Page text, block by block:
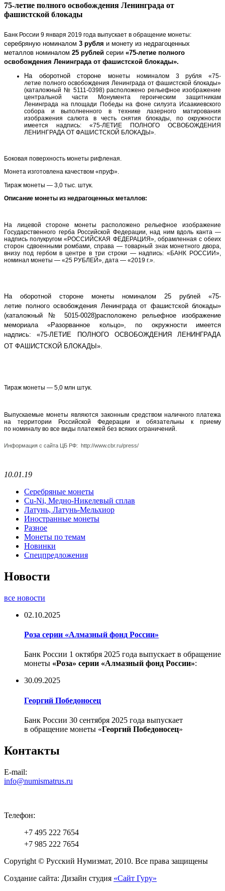
75-летие полного освобождения Ленинграда от
фашистской блокады
Банк России 9 января 2019 года выпускает в обращение монеты:
серебряную номиналом 3 рубля и монету из недрагоценных
металлов номиналом 25 рублей серии «75-летие полного
освобождения Ленинграда от фашистской блокады».
На оборотной сторонемонеты номиналом 3 рубля «75-
летие полного освобождения Ленинграда от фашистской блокады»
(каталожный № 5111-0398) расположено рельефное изображение
центральной части Монумента героическим защитникам
Ленинграда на площади Победы на фоне силуэта Исаакиевского
собора и выполненного в технике лазерного матирования
изображения салюта в честь снятия блокады, по окружности
имеется надпись: «75-ЛЕТИЕ ПОЛНОГО ОСВОБОЖДЕНИЯ
ЛЕНИНГРАДА ОТ ФАШИСТСКОЙ БЛОКАДЫ».
Боковая поверхность монеты рифленая.
Монета изготовлена качеством «пруф».
Тираж монеты — 3,0 тыс. штук.
Описание монеты из недрагоценных металлов:
На лицевой стороне монеты расположено рельефное изображение
Государственного герба Российской Федерации, над ним вдоль канта —
надпись полукругом «РОССИЙСКАЯ ФЕДЕРАЦИЯ», обрамленная с обеих
сторон сдвоенными ромбами, справа — товарный знак монетного двора,
внизу под гербом в центре в три строки — надпись: «БАНК РОССИИ»,
номинал монеты — «25 РУБЛЕЙ», дата — «2019 г.».
На оборотной стороне монеты номиналом 25 рублей «75-
летие полного освобождения Ленинграда от фашистской блокады»
(каталожный № 5015-0028)расположено рельефное изображение
мемориала «Разорванное кольцо», по окружности имеется
надпись: «75-ЛЕТИЕ ПОЛНОГО ОСВОБОЖДЕНИЯ ЛЕНИНГРАДА
ОТ ФАШИСТСКОЙ БЛОКАДЫ».
Тираж монеты — 5,0 млн штук.
Выпускаемые монеты являются законным средством наличного платежа
на территории Российской Федерации и обязательны к приему
по номиналу во все виды платежей без всяких ограничений.
Информация с сайта ЦБ РФ: http://www.cbr.ru/press/
10.01.19
Серебряные монеты
Cu-Ni, Медно-Никелевый сплав
Латунь, Латунь-Мельхиор
Иностранные монеты
Разное
Монеты по темам
Новинки
Спецпредложения
Новости
все новости
02.10.2025
Роза серии «Алмазный фонд России»
Банк России 1 октября 2025 года выпускает в обращение
монеты «Роза» серии «Алмазный фонд России»:
30.09.2025
Георгий Победоносец
Банк России 30 сентября 2025 года выпускает
в обращение монеты «Георгий Победоносец»
Контакты
E-mail:
info@numismatrus.ru
Телефон:
+7 495 222 7654
+7 985 222 7654
Copyright © Русский Нумизмат, 2010. Все права защищены
Создание сайта: Дизайн студия «Сайт Гуру»